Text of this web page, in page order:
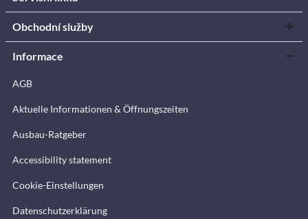
Obchodní služby
Informace
AGB
Aktuelle Informationen & Öffnungszeiten
Ausbau-Ratgeber
Accessibility statement
Cookie-Einstellungen
Datenschutzerklärung